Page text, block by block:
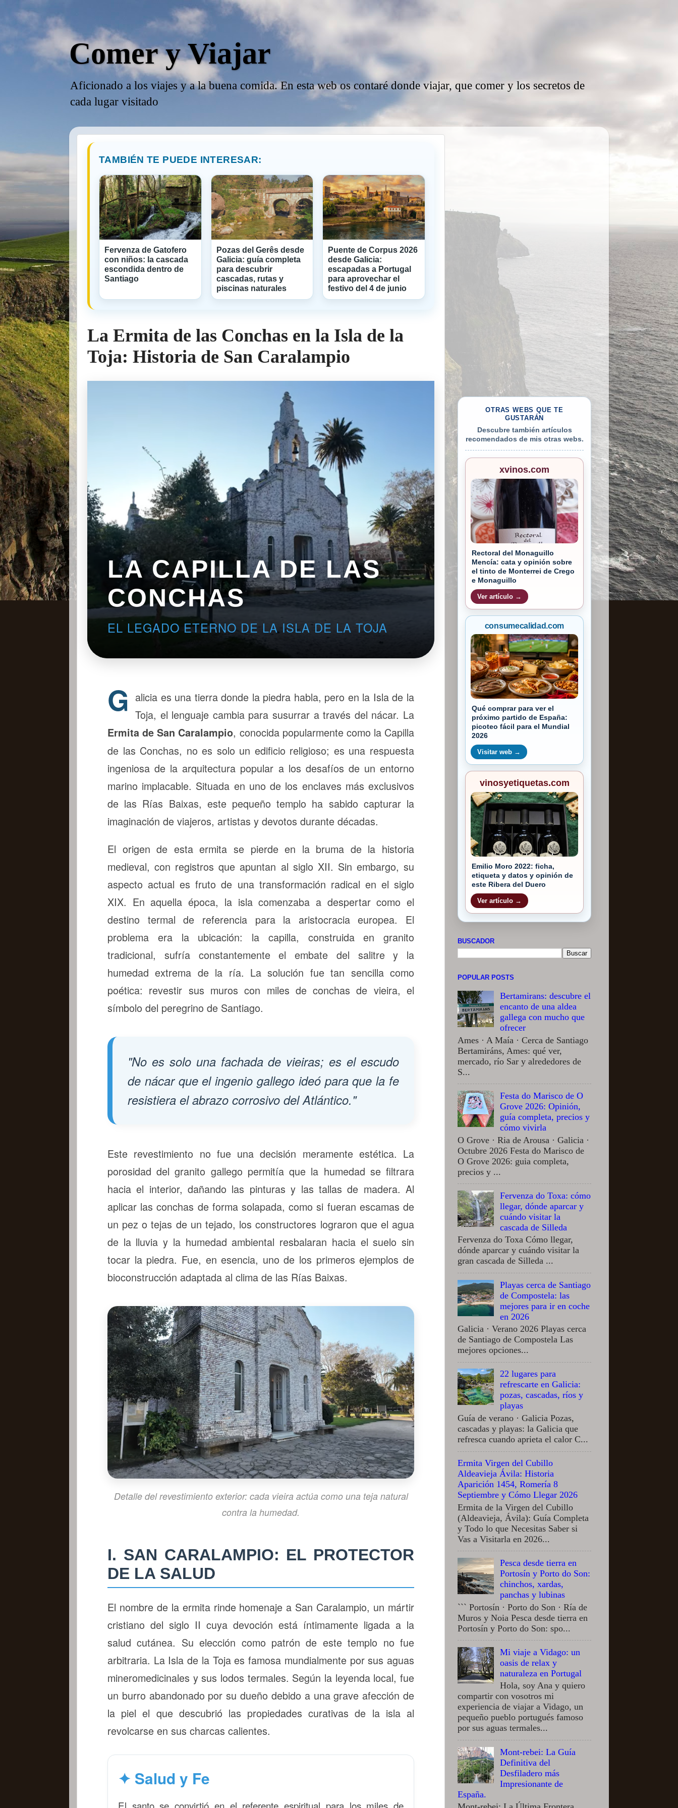
Comer y Viajar
Aficionado a los viajes y a la buena comida. En esta web os contaré donde viajar, que comer y los secretos de
cada lugar visitado
TAMBIÉN TE PUEDE INTERESAR:
Fervenza de Gatofero
con niños: la cascada
escondida dentro de
Santiago
Pozas del Gerês desde
Galicia: guía completa
para descubrir
cascadas, rutas y
piscinas naturales
Puente de Corpus 2026
desde Galicia:
escapadas a Portugal
para aprovechar el
festivo del 4 de junio
La Ermita de las Conchas en la Isla de la
Toja: Historia de San Caralampio
LA CAPILLA DE LAS
CONCHAS
EL LEGADO ETERNO DE LA ISLA DE LA TOJA
G alicia es una tierra donde la piedra habla, pero en la Isla de la
Toja, el lenguaje cambia para susurrar a través del nácar. La
Ermita de San Caralampio, conocida popularmente como la Capilla
de las Conchas, no es solo un edificio religioso; es una respuesta
ingeniosa de la arquitectura popular a los desafíos de un entorno
marino implacable. Situada en uno de los enclaves más exclusivos
de las Rías Baixas, este pequeño templo ha sabido capturar la
imaginación de viajeros, artistas y devotos durante décadas.
El origen de esta ermita se pierde en la bruma de la historia
medieval, con registros que apuntan al siglo XII. Sin embargo, su
aspecto actual es fruto de una transformación radical en el siglo
XIX. En aquella época, la isla comenzaba a despertar como el
destino termal de referencia para la aristocracia europea. El
problema era la ubicación: la capilla, construida en granito
tradicional, sufría constantemente el embate del salitre y la
humedad extrema de la ría. La solución fue tan sencilla como
poética: revestir sus muros con miles de conchas de vieira, el
símbolo del peregrino de Santiago.
"No es solo una fachada de vieiras; es el escudo
de nácar que el ingenio gallego ideó para que la fe
resistiera el abrazo corrosivo del Atlántico."
Este revestimiento no fue una decisión meramente estética. La
porosidad del granito gallego permitía que la humedad se filtrara
hacia el interior, dañando las pinturas y las tallas de madera. Al
aplicar las conchas de forma solapada, como si fueran escamas de
un pez o tejas de un tejado, los constructores lograron que el agua
de la lluvia y la humedad ambiental resbalaran hacia el suelo sin
tocar la piedra. Fue, en esencia, uno de los primeros ejemplos de
bioconstrucción adaptada al clima de las Rías Baixas.
Detalle del revestimiento exterior: cada vieira actúa como una teja natural
contra la humedad.
I. SAN CARALAMPIO: EL PROTECTOR
DE LA SALUD
El nombre de la ermita rinde homenaje a San Caralampio, un mártir
cristiano del siglo II cuya devoción está íntimamente ligada a la
salud cutánea. Su elección como patrón de este templo no fue
arbitraria. La Isla de la Toja es famosa mundialmente por sus aguas
mineromedicinales y sus lodos termales. Según la leyenda local, fue
un burro abandonado por su dueño debido a una grave afección de
la piel el que descubrió las propiedades curativas de la isla al
revolcarse en sus charcas calientes.
✦ Salud y Fe
El santo se convirtió en el referente espiritual para los miles de
OTRAS WEBS QUE TE
GUSTARÁN
Descubre también artículos
recomendados de mis otras webs.
xvinos.com
Rectoral del Monaguillo
Mencía: cata y opinión sobre
el tinto de Monterrei de Crego
e Monaguillo
Ver artículo →
consumecalidad.com
Qué comprar para ver el
próximo partido de España:
picoteo fácil para el Mundial
2026
Visitar web →
vinosyetiquetas.com
Emilio Moro 2022: ficha,
etiqueta y datos y opinión de
este Ribera del Duero
Ver artículo →
BUSCADOR
POPULAR POSTS
Bertamirans: descubre el
encanto de una aldea
gallega con mucho que
ofrecer
Ames · A Maía · Cerca de Santiago
Bertamiráns, Ames: qué ver,
mercado, río Sar y alrededores de
S...
Festa do Marisco de O
Grove 2026: Opinión,
guía completa, precios y
cómo vivirla
O Grove · Ria de Arousa · Galicia ·
Octubre 2026 Festa do Marisco de
O Grove 2026: guia completa,
precios y ...
Fervenza do Toxa: cómo
llegar, dónde aparcar y
cuándo visitar la
cascada de Silleda
Fervenza do Toxa Cómo llegar,
dónde aparcar y cuándo visitar la
gran cascada de Silleda ...
Playas cerca de Santiago
de Compostela: las
mejores para ir en coche
en 2026
Galicia · Verano 2026 Playas cerca
de Santiago de Compostela Las
mejores opciones...
22 lugares para
refrescarte en Galicia:
pozas, cascadas, ríos y
playas
Guía de verano · Galicia Pozas,
cascadas y playas: la Galicia que
refresca cuando aprieta el calor C...
Ermita Virgen del Cubillo
Aldeavieja Ávila: Historia
Aparición 1454, Romería 8
Septiembre y Cómo Llegar 2026
Ermita de la Virgen del Cubillo
(Aldeavieja, Ávila): Guía Completa
y Todo lo que Necesitas Saber si
Vas a Visitarla en 2026...
Pesca desde tierra en
Portosín y Porto do Son:
chinchos, xardas,
panchas y lubinas
``` Portosín · Porto do Son · Ría de
Muros y Noia Pesca desde tierra en
Portosín y Porto do Son: spo...
Mi viaje a Vidago: un
oasis de relax y
naturaleza en Portugal
Hola, soy Ana y quiero
compartir con vosotros mi
experiencia de viajar a Vidago, un
pequeño pueblo portugués famoso
por sus aguas termales...
Mont-rebei: La Guía
Definitiva del
Desfiladero más
Impresionante de
España.